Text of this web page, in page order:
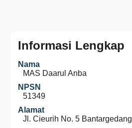
Informasi Lengkap
Nama
MAS Daarul Anba
NPSN
51349
Alamat
Jl. Cieurih No. 5 Bantargedang